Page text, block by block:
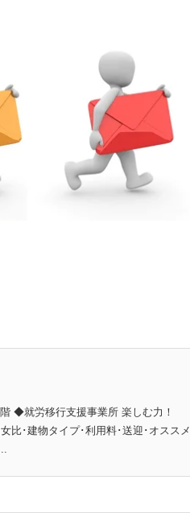
◆就労移行支援事業所 楽しむ力！
比･建物タイプ･利用料･送迎･オススメ